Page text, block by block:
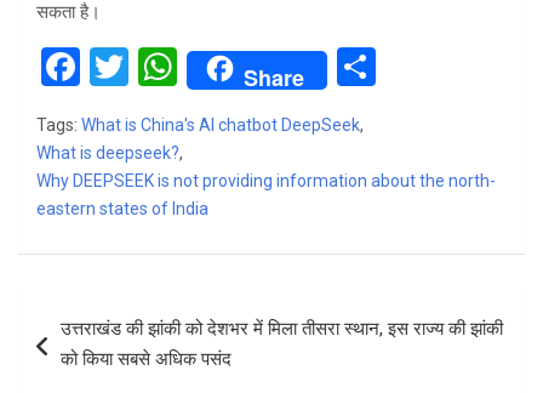
सकता है।
F
a
ce
b
o
o
T
wi
tt
er
W
h
at
s
A
p
Share
e
Tags: What is China's AI chatbot DeepSeek,
What is deepseek?,
Why DEEPSEEK is not providing information about the north-
eastern states of India
navigation
उत्तराखंड की झांकी को देशभर में मिला तीसरा स्थान, इस राज्य की झांकी
को किया सबसे अधिक पसंद